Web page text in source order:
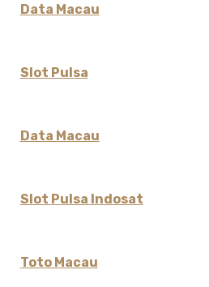
Data Macau
Slot Pulsa
Data Macau
Slot Pulsa Indosat
Toto Macau